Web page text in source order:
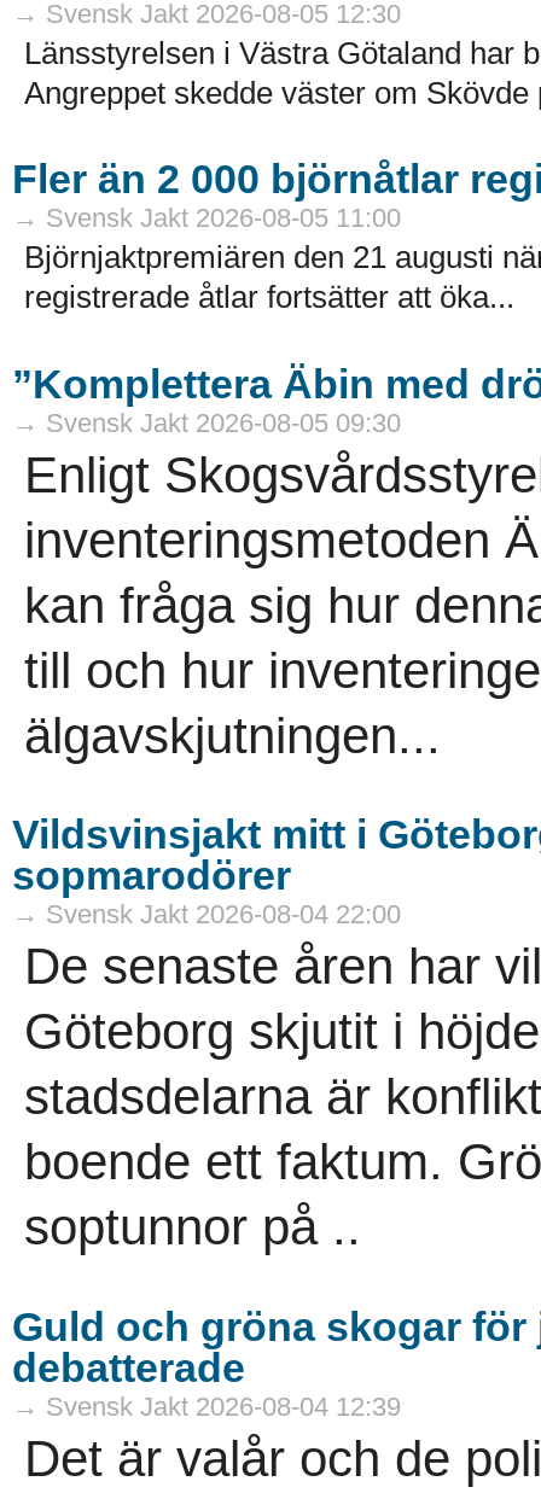
→ Svensk Jakt 2026-08-05 12:30
Länsstyrelsen i Västra Götaland har
Angreppet skedde väster om Skövde
Fler än 2 000 björnåtlar
→ Svensk Jakt 2026-08-05 11:00
Björnjaktpremiären den 21 augusti
registrerade åtlar fortsätter att öka...
”Komplettera Äbin med
→ Svensk Jakt 2026-08-05 09:30
Enligt
inventeringsmetoden
kan fråga sig hur
till och hur
älgavskjutningen...
Vildsvinsjakt mitt i
sopmarodörer
→ Svensk Jakt 2026-08-04 22:00
De senaste åren har
Göteborg skjutit i
stadsdelarna är
boende ett faktum.
soptunnor på ..
Guld och gröna skogar
debatterade
→ Svensk Jakt 2026-08-04 12:39
Det är valår och de